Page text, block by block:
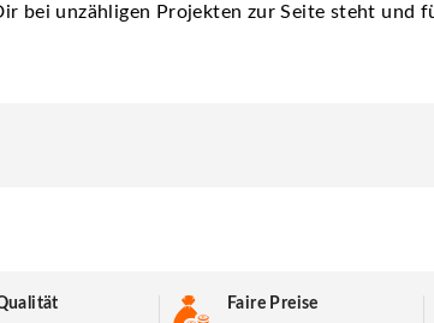
bei unzähligen Projekten zur Seite steht und
Faire Preise